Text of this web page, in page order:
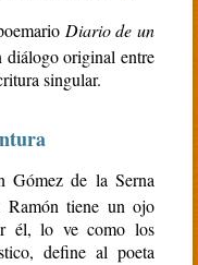
Diario de un
diálogo original entre
singular.
Gómez de la Serna
Ramón tiene un ojo
él, lo ve como los
define al poeta